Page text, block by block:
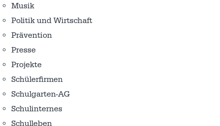
Musik
Politik und Wirtschaft
Prävention
Presse
Projekte
Schülerfirmen
Schulgarten-AG
Schulinternes
Schulleben